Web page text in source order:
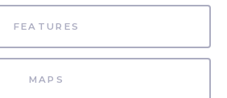
FEATURES
MAPS